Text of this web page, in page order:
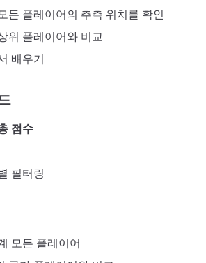
든 플레이어의 추측 위치를 확인
위 플레이어와 비교
배우기
점수
필터링
모든 플레이어